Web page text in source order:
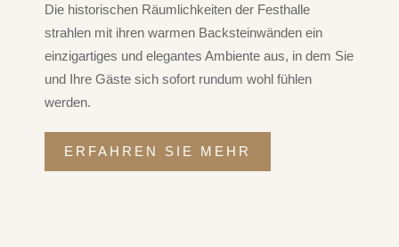
Die historischen Räumlichkeiten der Festhalle
strahlen mit ihren warmen Backsteinwänden ein
einzigartiges und elegantes Ambiente aus, in dem Sie
und Ihre Gäste sich sofort rundum wohl fühlen
werden.
ERFAHREN SIE MEHR